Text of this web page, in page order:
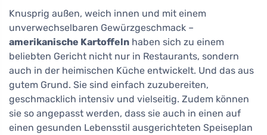
Knusprig außen, weich innen und mit einem
unverwechselbaren Gewürzgeschmack –
amerikanische Kartoffeln haben sich zu einem
beliebten Gericht nicht nur in Restaurants, sondern
auch in der heimischen Küche entwickelt. Und das aus
gutem Grund. Sie sind einfach zuzubereiten,
geschmacklich intensiv und vielseitig. Zudem können
sie so angepasst werden, dass sie auch in einen auf
einen gesunden Lebensstil ausgerichteten Speiseplan